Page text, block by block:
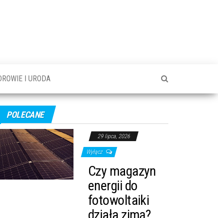
I URODA
POLECANE
29 lipca, 2026
Wyłącz
Czy magazyn
energii do
fotowoltaiki